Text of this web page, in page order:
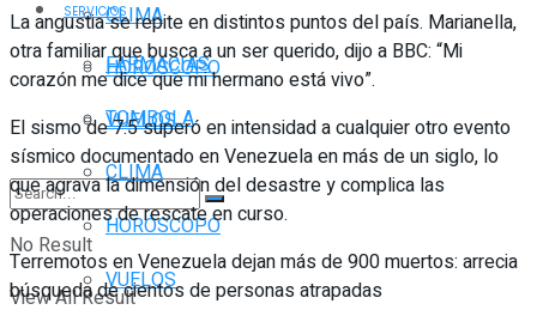
CLIMA
HORÓSCOPO
VUELOS
No Result
View All Result
SERVICIOS
FARMACIAS
TOMBOLA
CLIMA
HORÓSCOPO
VUELOS
La angustia se repite en distintos puntos del país. Marianella,
otra familiar que busca a un ser querido, dijo a BBC: “Mi
corazón me dice que mi hermano está vivo”.
El sismo de 7.5 superó en intensidad a cualquier otro evento
sísmico documentado en Venezuela en más de un siglo, lo
que agrava la dimensión del desastre y complica las
operaciones de rescate en curso.
Terremotos en Venezuela dejan más de 900 muertos: arrecia
búsqueda de cientos de personas atrapadas